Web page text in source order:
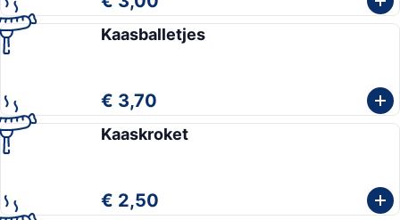
Kaasballetjes
€ 3,70
Kaaskroket
€ 2,50